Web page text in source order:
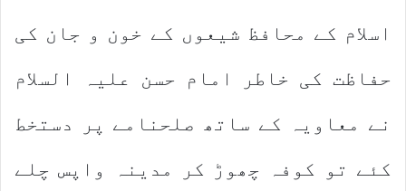
اسلام کے محافظ شیعوں کے خون و جان کی
حفاظت کی خاطر امام حسن علیہ السلام
نے معاویہ کے ساتھ صلحنامے پر دستخط
کئے تو کوفہ چھوڑ کر مدینہ واپس چلے